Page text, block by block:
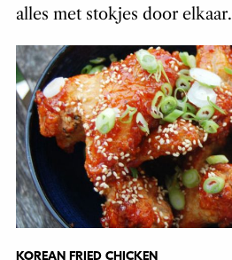
alles met stokjes door elkaar.
KOREAN FRIED CHICKEN